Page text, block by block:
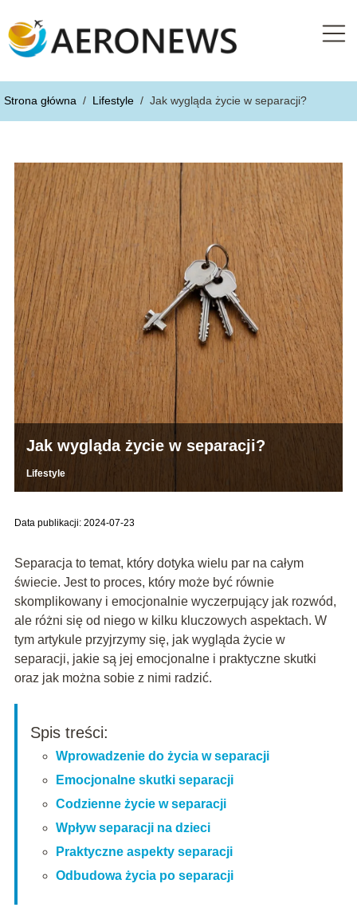
Strona główna / Lifestyle / Jak wygląda życie w separacji?
Jak wygląda życie w separacji?
Lifestyle
Data publikacji: 2024-07-23
Separacja to temat, który dotyka wielu par na całym
świecie. Jest to proces, który może być równie
skomplikowany i emocjonalnie wyczerpujący jak rozwód,
ale różni się od niego w kilku kluczowych aspektach. W
tym artykule przyjrzymy się, jak wygląda życie w
separacji, jakie są jej emocjonalne i praktyczne skutki
oraz jak można sobie z nimi radzić.
Spis treści:
Wprowadzenie do życia w separacji
Emocjonalne skutki separacji
Codzienne życie w separacji
Wpływ separacji na dzieci
Praktyczne aspekty separacji
Odbudowa życia po separacji